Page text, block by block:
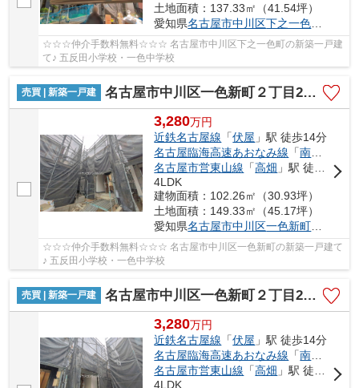
土地面積：137.33㎡（41.54坪）
愛知県名古屋市中川区下之一色町
☆☆☆仲介手数料無料☆☆☆ 名古屋市中川区下之一色町の新築一戸建
て♪ 五反田小学校・一色中学校
売買 | 新築一戸建 名古屋市中川区一色新町２丁目205【仲介手数料無料】新築一戸建て 2号棟
3,280万円
近鉄名古屋線 「伏屋 」駅 徒歩14分
名古屋臨海高速あおなみ線 「南荒子
名古屋市営東山線 「高畑 」駅 徒歩42分
4LDK
建物面積：102.26㎡（30.93坪）
土地面積：149.33㎡（45.17坪）
愛知県名古屋市中川区一色新町
☆☆☆仲介手数料無料☆☆☆ 名古屋市中川区一色新町の新築一戸建て
♪ 五反田小学校・一色中学校
売買 | 新築一戸建 名古屋市中川区一色新町２丁目205【仲介手数料無料】新築一戸建て 3号棟
3,280万円
近鉄名古屋線 「伏屋 」駅 徒歩14分
名古屋臨海高速あおなみ線 「南荒子
名古屋市営東山線 「高畑 」駅 徒歩42分
4LDK